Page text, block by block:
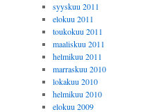
syyskuu 2011
elokuu 2011
toukokuu 2011
maaliskuu 2011
helmikuu 2011
marraskuu 2010
lokakuu 2010
helmikuu 2010
elokuu 2009